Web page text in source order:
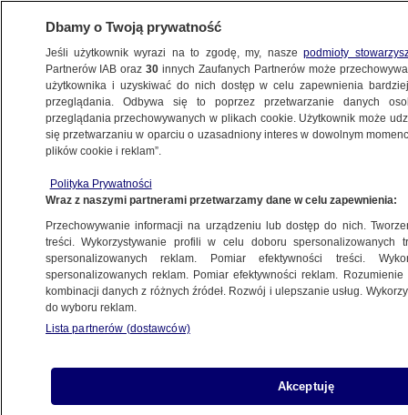
ŚWIAT
w Niemczech
8.09.2022, 17:46
Udostępnij
Wicepremier i minister obrony narodowej
przekazał polski resort obrony. W Ramstein
Błaszczak spotkał się z minister obrony Niemiec
Dbamy o Twoją prywatność
Jeśli użytkownik wyrazi na to zgodę, my, naszepodmioty
Partnerów IAB oraz30 innych Zaufanych Partnerów może
użytkownika i uzyskiwać do nich dostęp w celu zapewnienia
przeglądania. Odbywa się to poprzez przetwarzanie danych
przeglądania przechowywanych w plikach cookie. Użytkownik może
się przetwarzaniu w oparciu o uzasadniony interes w dowolnym
plików cookie i reklam”.
Polityka Prywatności
Wraz z naszymi partnerami przetwarzamy dane w celu zapewnienia:
Przechowywanie informacji na urządzeniu lub dostęp do nich.
treści. Wykorzystywanie profili w celu doboru spersonalizowanych
spersonalizowanych reklam. Pomiar efektywności treści.
spersonalizowanych reklam. Pomiar efektywności reklam.
kombinacji danych z różnych źródeł. Rozwój i ulepszanie usług.
do wyboru reklam.
Lista partnerów (dostawców)
Akceptuję